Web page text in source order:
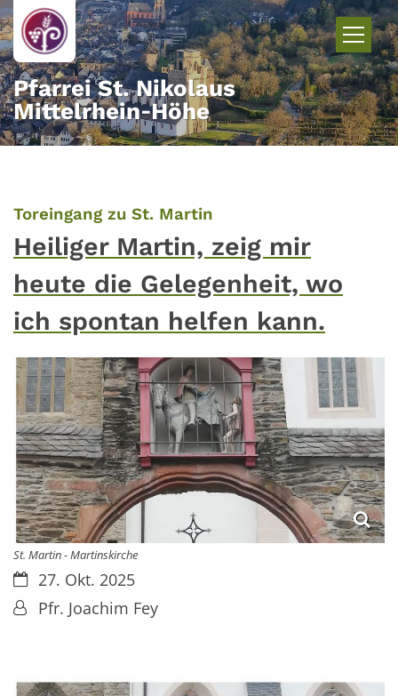
Zum Inhalt springen
Pfarrei St. Nikolaus
Mittelrhein‑Höhe
Toreingang zu St. Martin
Heiliger Martin, zeig mir
heute die Gelegenheit, wo
ich spontan helfen kann.
St. Martin - Martinskirche
Datum:27. Okt. 2025
Von:Pfr. Joachim Fey